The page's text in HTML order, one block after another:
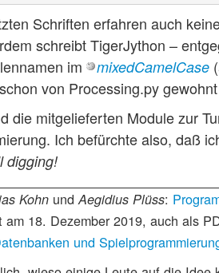
Schriften erfahren auch
schreibt TigerJython –
im mixedCamelCase
von Processing.py
die mitgelieferten Module zur
Ich befürchte also, daß
digging!
Kohn undAegidius Plüss:
am 18. Dezember 2019, auch als
und